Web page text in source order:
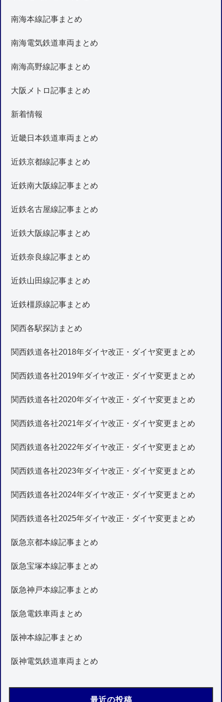
南海本線記事まとめ
南海電気鉄道車両まとめ
南海高野線記事まとめ
大阪メトロ記事まとめ
新着情報
近畿日本鉄道車両まとめ
近鉄京都線記事まとめ
近鉄南大阪線記事まとめ
近鉄名古屋線記事まとめ
近鉄大阪線記事まとめ
近鉄奈良線記事まとめ
近鉄山田線記事まとめ
近鉄橿原線記事まとめ
関西各駅探訪まとめ
関西鉄道各社2018年ダイヤ改正・ダイヤ変更まとめ
関西鉄道各社2019年ダイヤ改正・ダイヤ変更まとめ
関西鉄道各社2020年ダイヤ改正・ダイヤ変更まとめ
関西鉄道各社2021年ダイヤ改正・ダイヤ変更まとめ
関西鉄道各社2022年ダイヤ改正・ダイヤ変更まとめ
関西鉄道各社2023年ダイヤ改正・ダイヤ変更まとめ
関西鉄道各社2024年ダイヤ改正・ダイヤ変更まとめ
関西鉄道各社2025年ダイヤ改正・ダイヤ変更まとめ
阪急京都本線記事まとめ
阪急宝塚本線記事まとめ
阪急神戸本線記事まとめ
阪急電鉄車両まとめ
阪神本線記事まとめ
阪神電気鉄道車両まとめ
最近の投稿